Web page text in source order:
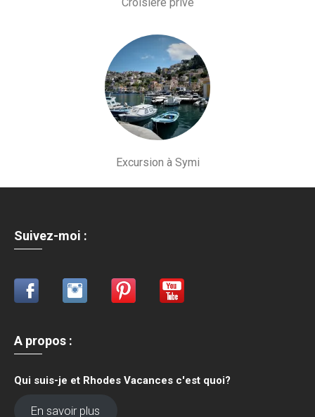
Excursion à Symi
Croisière privé
Suivez-moi :
A propos :
Qui suis-je et Rhodes Vacances c'est quoi?
En savoir plus